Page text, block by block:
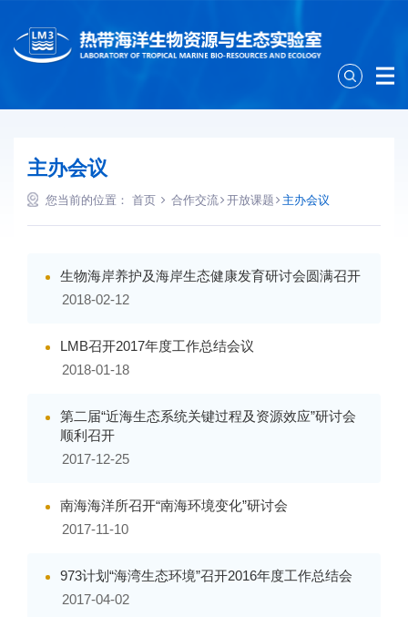
主办会议
您当前的位置： 首页 合作交流 开放课题 主办会议
生物海岸养护及海岸生态健康发育研讨会圆满召开
2018-02-12
LMB召开2017年度工作总结会议
2018-01-18
第二届“近海生态系统关键过程及资源效应”研讨会
顺利召开
2017-12-25
南海海洋所召开“南海环境变化”研讨会
2017-11-10
973计划“海湾生态环境”召开2016年度工作总结会
2017-04-02